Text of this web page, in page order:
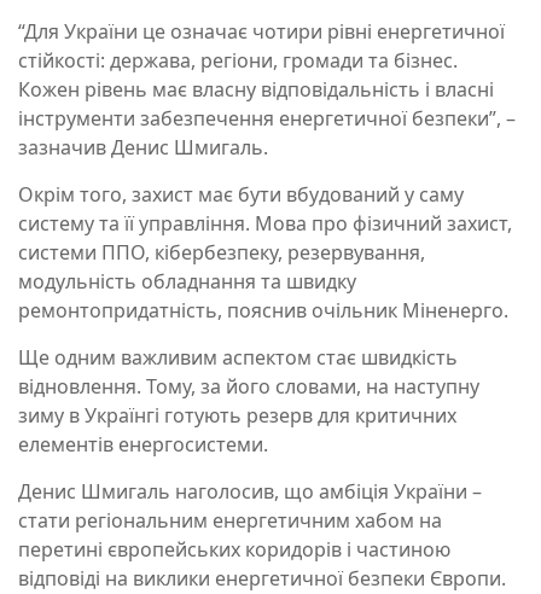
“Для України це означає чотири рівні енергетичної
стійкості: держава, регіони, громади та бізнес.
Кожен рівень має власну відповідальність і власні
інструменти забезпечення енергетичної безпеки”, –
зазначив Денис Шмигаль.
Окрім того, захист має бути вбудований у саму
систему та її управління. Мова про фізичний захист,
системи ППО, кібербезпеку, резервування,
модульність обладнання та швидку
ремонтопридатність, пояснив очільник Міненерго.
Ще одним важливим аспектом стає швидкість
відновлення. Тому, за його словами, на наступну
зиму в Українгі готують резерв для критичних
елементів енергосистеми.
Денис Шмигаль наголосив, що амбіція України –
стати регіональним енергетичним хабом на
перетині європейських коридорів і частиною
відповіді на виклики енергетичної безпеки Європи.